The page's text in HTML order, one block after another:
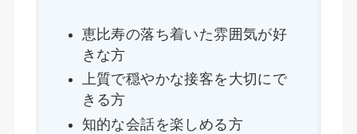
恵比寿の落ち着いた雰囲気が好
きな方
上質で穏やかな接客を大切にで
きる方
知的な会話を楽しめる方